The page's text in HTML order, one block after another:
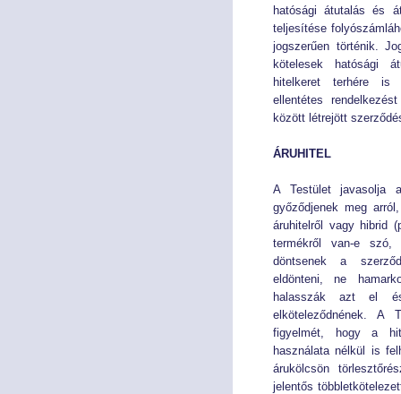
hatósági átutalás és
teljesítése
jogszerűen történik.
kötelesek hatósági
hitelkeret terhére is
ellentétes
között létrejött
ÁRUHITEL
A Testület javasolja
győződjenek meg
áruhitelről vagy hibrid
termékről van-e szó,
döntsenek a
eldönteni, ne
halasszák azt el
elköteleződnének. A
figyelmét, hogy a
használata nélkül is
árukölcsön
jelentős